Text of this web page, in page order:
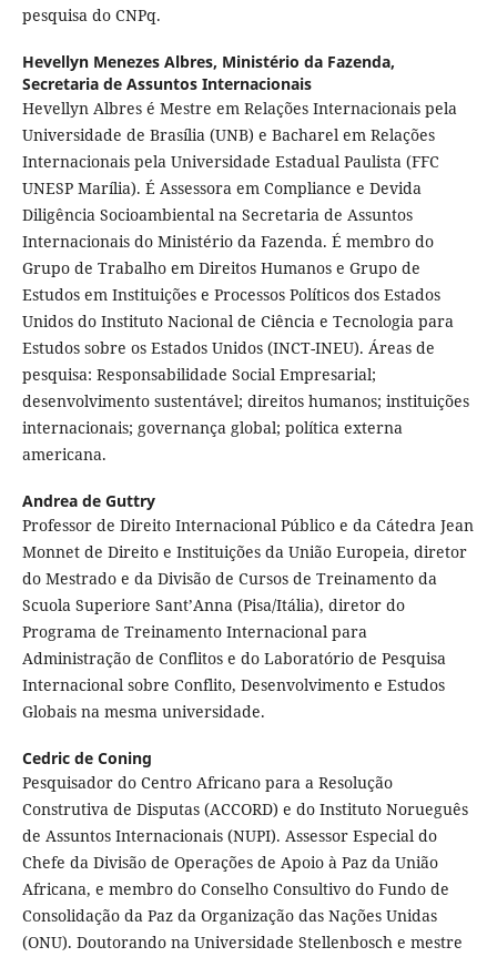
pesquisa do CNPq.
Hevellyn Menezes Albres, Ministério da Fazenda,
Secretaria de Assuntos Internacionais
Hevellyn Albres é Mestre em Relações Internacionais pela
Universidade de Brasília (UNB) e Bacharel em Relações
Internacionais pela Universidade Estadual Paulista (FFC
UNESP Marília). É Assessora em Compliance e Devida
Diligência Socioambiental na Secretaria de Assuntos
Internacionais do Ministério da Fazenda. É membro do
Grupo de Trabalho em Direitos Humanos e Grupo de
Estudos em Instituições e Processos Políticos dos Estados
Unidos do Instituto Nacional de Ciência e Tecnologia para
Estudos sobre os Estados Unidos (INCT-INEU). Áreas de
pesquisa: Responsabilidade Social Empresarial;
desenvolvimento sustentável; direitos humanos; instituições
internacionais; governança global; política externa
americana.
Andrea de Guttry
Professor de Direito Internacional Público e da Cátedra Jean
Monnet de Direito e Instituições da União Europeia, diretor
do Mestrado e da Divisão de Cursos de Treinamento da
Scuola Superiore Sant’Anna (Pisa/Itália), diretor do
Programa de Treinamento Internacional para
Administração de Conflitos e do Laboratório de Pesquisa
Internacional sobre Conflito, Desenvolvimento e Estudos
Globais na mesma universidade.
Cedric de Coning
Pesquisador do Centro Africano para a Resolução
Construtiva de Disputas (ACCORD) e do Instituto Norueguês
de Assuntos Internacionais (NUPI). Assessor Especial do
Chefe da Divisão de Operações de Apoio à Paz da União
Africana, e membro do Conselho Consultivo do Fundo de
Consolidação da Paz da Organização das Nações Unidas
(ONU). Doutorando na Universidade Stellenbosch e mestre